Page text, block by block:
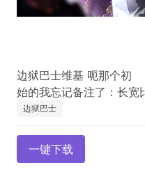
边狱巴士维基 呃那个初
边狱巴士
一键下载